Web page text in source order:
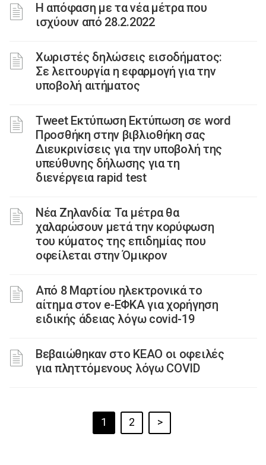
Η απόφαση με τα νέα μέτρα που
ισχύουν από 28.2.2022
Χωριστές δηλώσεις εισοδήματος:
Σε λειτουργία η εφαρμογή για την
υποβολή αιτήματος
Tweet Εκτύπωση Εκτύπωση σε word
Προσθήκη στην βιβλιοθήκη σας
Διευκρινίσεις για την υποβολή της
υπεύθυνης δήλωσης για τη
διενέργεια rapid test
Νέα Ζηλανδία: Τα μέτρα θα
χαλαρώσουν μετά την κορύφωση
του κύματος της επιδημίας που
οφείλεται στην Όμικρον
Από 8 Μαρτίου ηλεκτρονικά το
αίτημα στον e-ΕΦΚΑ για χορήγηση
ειδικής άδειας λόγω covid-19
Βεβαιώθηκαν στο ΚΕΑΟ οι οφειλές
για πληττόμενους λόγω COVID
1 2 >